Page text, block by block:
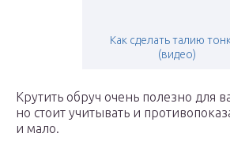
Как сделать талию
(видео)
Крутить обруч очень полезно для
но стоит учитывать и
и мало.